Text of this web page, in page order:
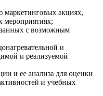
маркетинговых акциях,
мероприятиях;
с возможным
и
и реализуемой
и ее анализа для оценки
и учебных